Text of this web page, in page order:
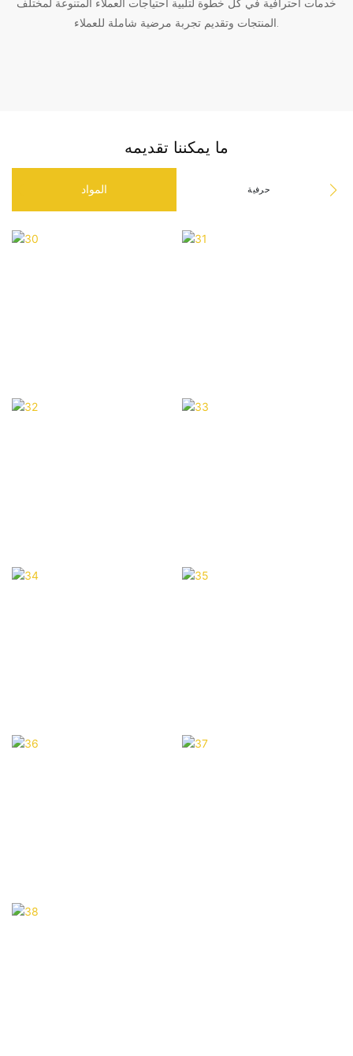
خدمات احترافية في كل خطوة لتلبية احتياجات العملاء المتنوعة لمختلف
المنتجات وتقديم تجربة مرضية شاملة للعملاء.
ما يمكننا تقديمه
المواد حرفية